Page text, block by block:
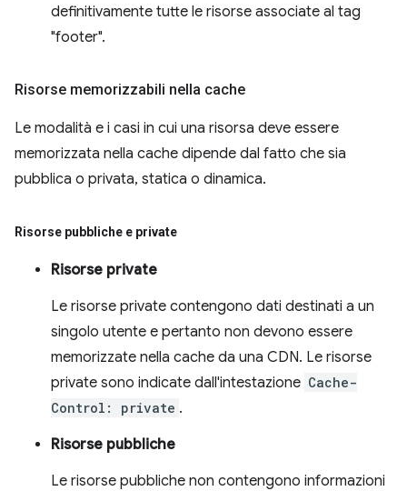
definitivamente tutte le risorse associate al tag
"footer".
Risorse memorizzabili nella cache
Le modalità e i casi in cui una risorsa deve essere
memorizzata nella cache dipende dal fatto che sia
pubblica o privata, statica o dinamica.
Risorse pubbliche e private
Risorse private
Le risorse private contengono dati destinati a un
singolo utente e pertanto non devono essere
memorizzate nella cache da una CDN. Le risorse
private sono indicate dall'intestazione Cache-
Control: private .
Risorse pubbliche
Le risorse pubbliche non contengono informazioni